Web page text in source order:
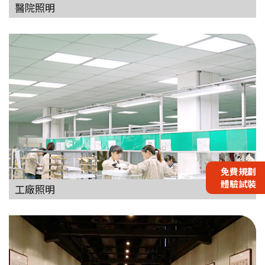
醫院照明
工廠照明
免費規劃
體驗試裝